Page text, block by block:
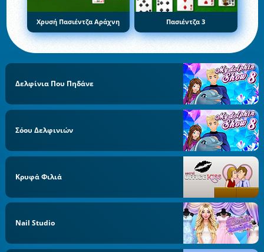
Χρυσή Πασιέντζα Αράχνη Πασιέντζα 3
Δελφίνια Που Πηδάνε
Σόου Δελφινιών
Κρυφά Φιλιά
Nail Studio